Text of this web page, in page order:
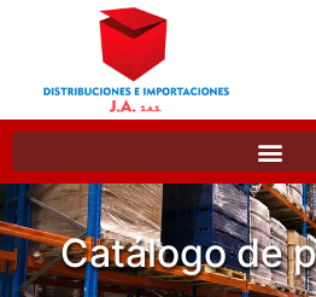
Catálogo de